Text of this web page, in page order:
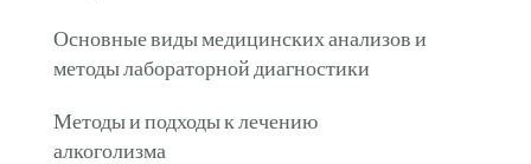
Основные виды медицинских анализов и
методы лабораторной диагностики
Методы и подходы к лечению
алкоголизма